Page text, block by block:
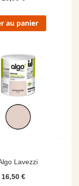
au panier
Lavezzi
16,50 €